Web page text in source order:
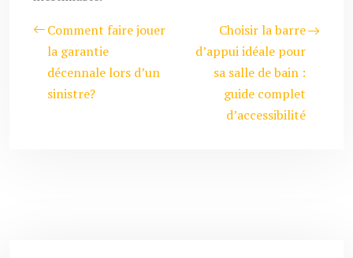
Comment faire jouer
la garantie
décennale lors d’un
sinistre?
Choisir la barre
d’appui idéale pour
sa salle de bain :
guide complet
d’accessibilité